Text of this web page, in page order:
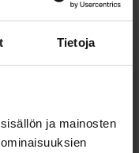
Tietoja
ja mainosten